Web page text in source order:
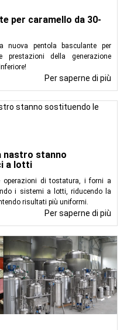
per caramello da 30-
nuova pentola basculante per
della generazione
Per saperne di più
nastro stanno
a lotti
operazioni di tostatura, i forni a
i sistemi a lotti, riducendo la
risultati più uniformi.
Per saperne di più